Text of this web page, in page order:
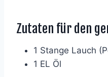
Zutaten für den
1 Stange Lauch
1 EL Öl